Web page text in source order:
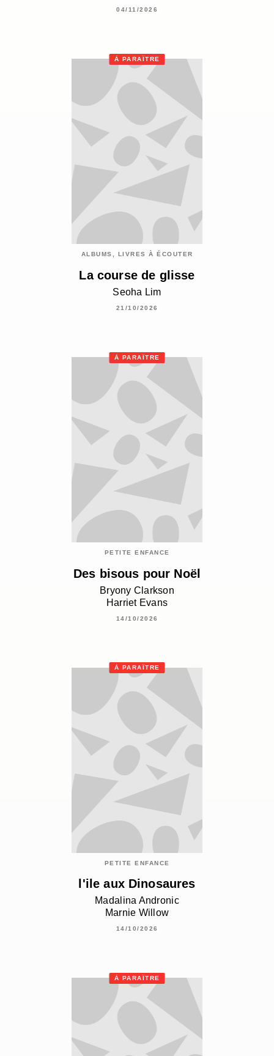
04/11/2026
À PARAÎTRE
ALBUMS, LIVRES À ÉCOUTER
La course de glisse
Seoha Lim
21/10/2026
À PARAÎTRE
PETITE ENFANCE
Des bisous pour Noël
Bryony Clarkson
Harriet Evans
14/10/2026
À PARAÎTRE
PETITE ENFANCE
l'ile aux Dinosaures
Madalina Andronic
Marnie Willow
14/10/2026
À PARAÎTRE